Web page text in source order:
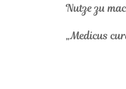
Nutze zu
„Medicus